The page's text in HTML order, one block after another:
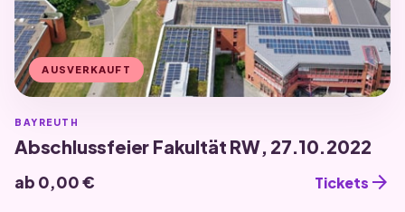
AUSVERKAUFT
BAYREUTH
Abschlussfeier Fakultät RW, 27.10.2022
ab 0,00 € Tickets arrow_forward